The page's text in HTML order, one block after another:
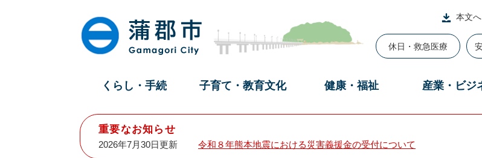
本文へ
休日・救急医療
くらし・手続 子育て・教育文化 健康・福祉 産業・ビジ
重要なお知らせ
2026年7月30日更新 令和８年熊本地震における災害義援金の受付について